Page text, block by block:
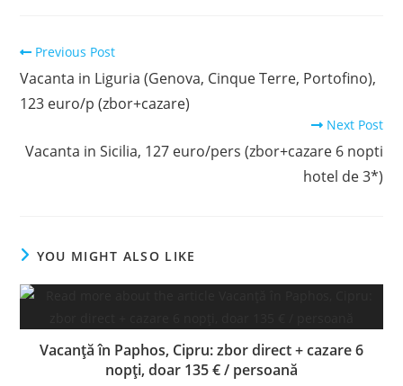
Read
articles
Previous Post
Vacanta in Liguria (Genova, Cinque Terre, Portofino),
123 euro/p (zbor+cazare)
Next Post
Vacanta in Sicilia, 127 euro/pers (zbor+cazare 6 nopti
hotel de 3*)
YOU MIGHT ALSO LIKE
Vacanță în Paphos, Cipru: zbor direct + cazare 6
nopți, doar 135 € / persoană